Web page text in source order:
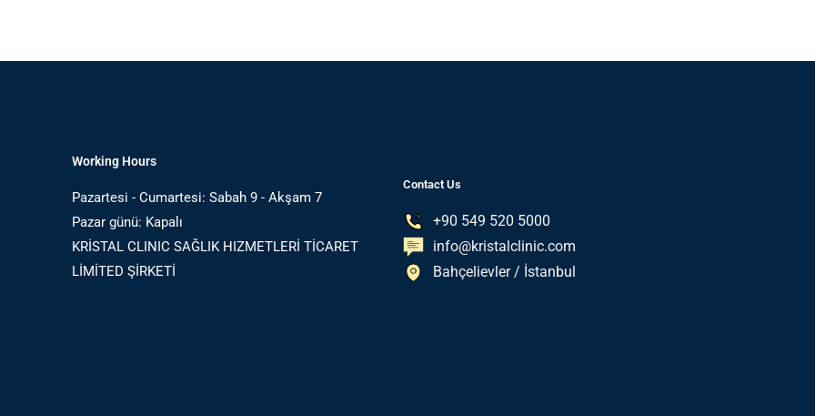
Working Hours
Pazartesi - Cumartesi: Sabah 9 - Akşam 7
Pazar günü: Kapalı
KRİSTAL CLINIC SAĞLIK HIZMETLERİ TİCARET
LİMİTED ŞİRKETİ
Contact Us
+90 549 520 5000
info@kristalclinic.com
Bahçelievler / İstanbul